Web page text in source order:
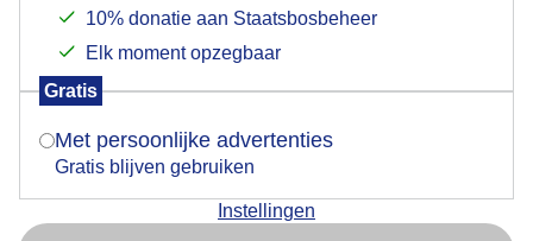
10% donatie aan Staatsbosbeheer
Elk moment opzegbaar
Gratis
Met persoonlijke advertenties
Gratis blijven gebruiken
Instellingen
verschijnt er zo een pop-up uit je browser waarin
Is goed, toon de popup
Nu niet, misschien later